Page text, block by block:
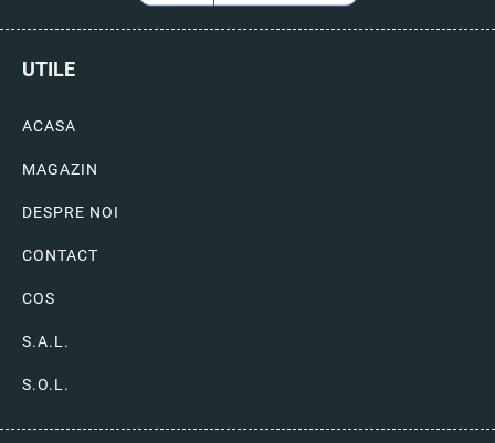
UTILE
ACASA
MAGAZIN
DESPRE NOI
CONTACT
COS
S.A.L.
S.O.L.